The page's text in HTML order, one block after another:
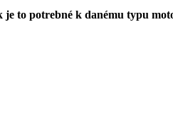
je to potrebné k danému typu